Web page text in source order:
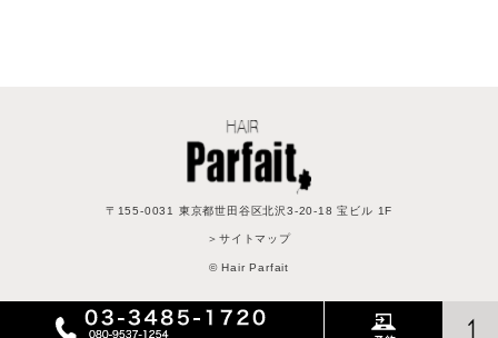
〒155-0031 東京都世田谷区北沢3-20-18 宝ビル 1F
＞サイトマップ
© Hair Parfait